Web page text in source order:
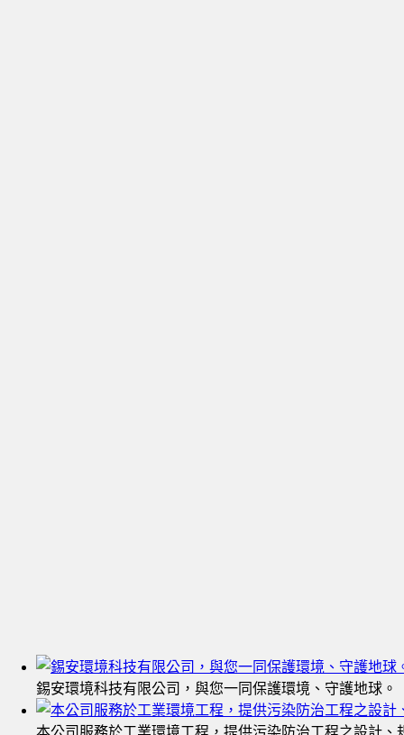
錫安環境科技有限公司，與您一同保護環境、守護地球。
本公司服務於工業環境工程，提供污染防治工程之設計